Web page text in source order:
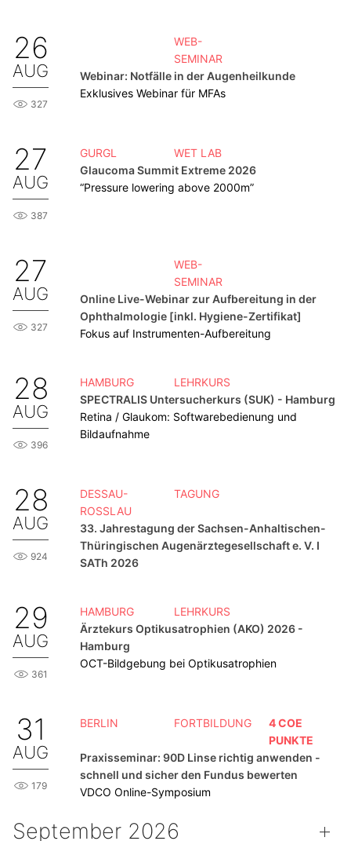
26
AUG
327
WEB-
SEMINAR
Webinar: Notfälle in der Augenheilkunde
Exklusives Webinar für MFAs
27
AUG
387
GURGL
WET LAB
Glaucoma Summit Extreme 2026
“Pressure lowering above 2000m”
27
AUG
327
WEB-
SEMINAR
Online Live-Webinar zur Aufbereitung in der
Ophthalmologie [inkl. Hygiene-Zertifikat]
Fokus auf Instrumenten-Aufbereitung
28
AUG
396
HAMBURG
LEHRKURS
SPECTRALIS Untersucherkurs (SUK) - Hamburg
Retina / Glaukom: Softwarebedienung und
Bildaufnahme
28
AUG
924
DESSAU-
ROSSLAU
TAGUNG
33. Jahrestagung der Sachsen-Anhaltischen-
Thüringischen Augenärztegesellschaft e. V. I
SATh 2026
29
AUG
361
HAMBURG
LEHRKURS
Ärztekurs Optikusatrophien (AKO) 2026 -
Hamburg
OCT-Bildgebung bei Optikusatrophien
31
AUG
179
BERLIN FORTBILDUNG
4 COE
PUNKTE
Praxisseminar: 90D Linse richtig anwenden -
schnell und sicher den Fundus bewerten
VDCO Online-Symposium
September 2026